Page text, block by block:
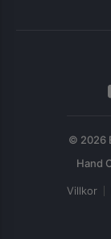
© 2026
Villkor